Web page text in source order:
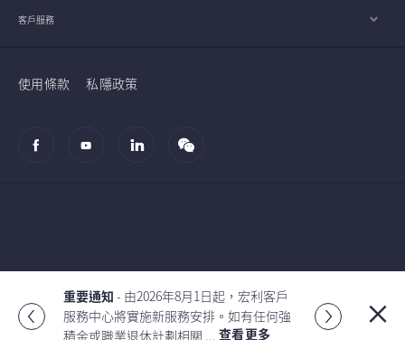
宏利香港及澳門近日發現有偽冒宏利名義
發出的欺詐電郵。該等電郵顯示寄件人
為：香港MAFIEL<mafiel. ...查看更多
客戶服務
使用條款 私隱政策
Global